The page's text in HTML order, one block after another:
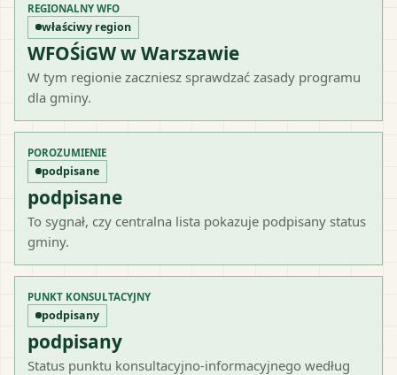
REGIONALNY WFO
właściwy region
WFOŚiGW w Warszawie
W tym regionie zaczniesz sprawdzać zasady programu
dla gminy.
POROZUMIENIE
podpisane
podpisane
To sygnał, czy centralna lista pokazuje podpisany status
gminy.
PUNKT KONSULTACYJNY
podpisany
podpisany
Status punktu konsultacyjno-informacyjnego według